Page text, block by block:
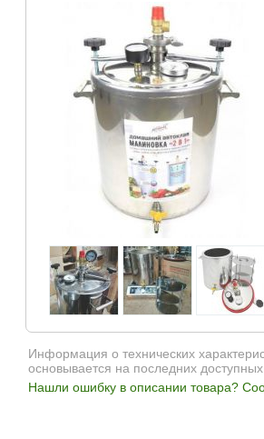
Информация о технических
основывается на последних
Нашли ошибку в описании товара?